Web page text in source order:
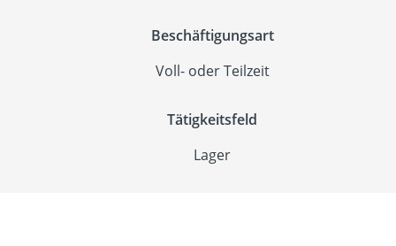
Beschäftigungsart
Voll- oder Teilzeit
Tätigkeitsfeld
Lager